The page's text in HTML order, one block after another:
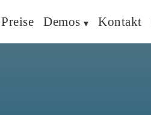
Preise Demos Kontakt